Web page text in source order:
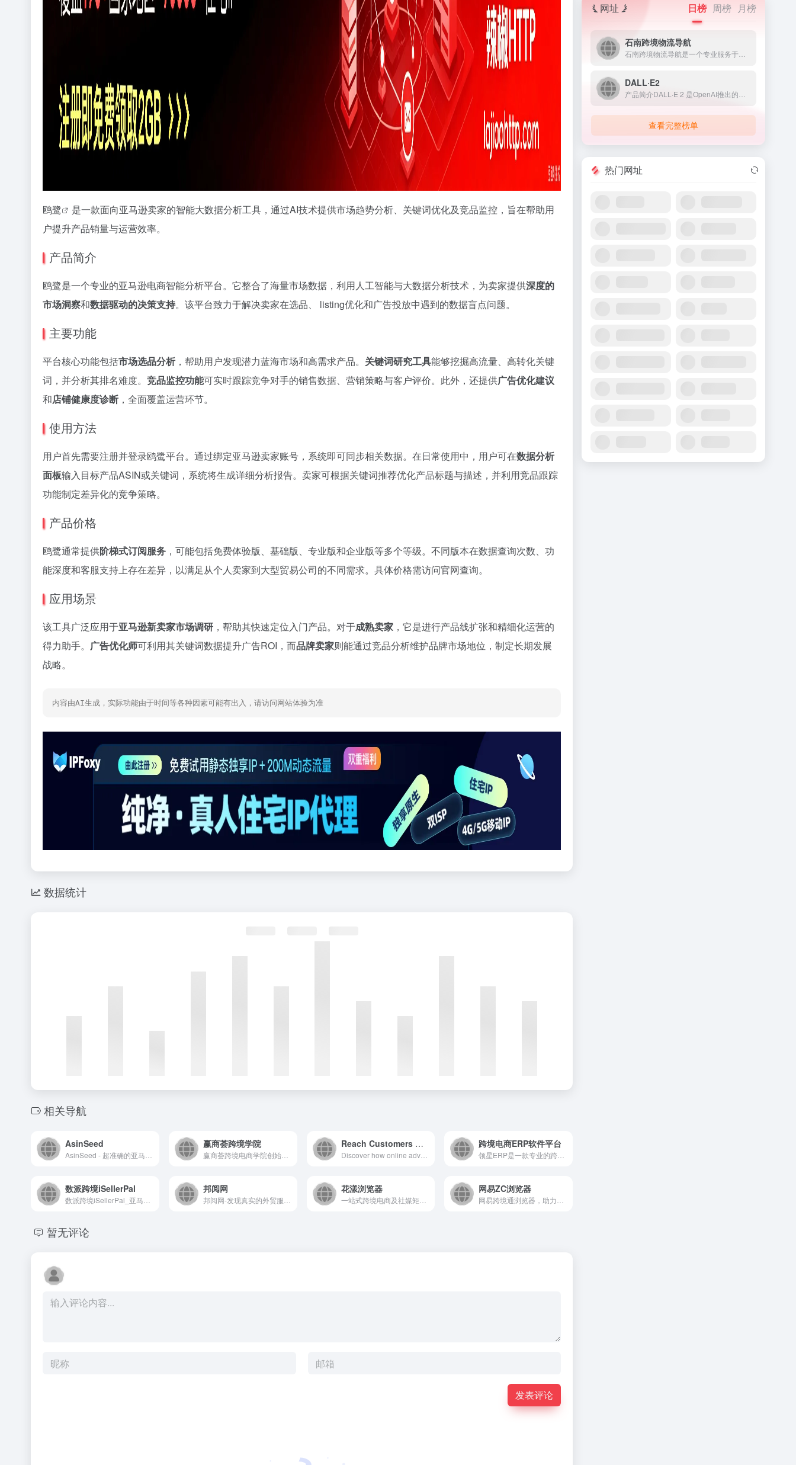
鸥鹭
是一款面向亚马逊卖家的智能大数据分析工具，通过AI技术提供市场趋势分析、关键词优化及竞品监控，旨在帮助用
户提升产品销量与运营效率。
产品简介
鸥鹭是一个专业的亚马逊电商智能分析平台。它整合了海量市场数据，利用人工智能与大数据分析技术，为卖家提供深度的
市场洞察和数据驱动的决策支持。该平台致力于解决卖家在选品、 listing优化和广告投放中遇到的数据盲点问题。
主要功能
平台核心功能包括市场选品分析 ，帮助用户发现潜力蓝海市场和高需求产品。 关键词研究工具能够挖掘高流量、高转化关键
词，并分析其排名难度。 竞品监控功能可实时跟踪竞争对手的销售数据、营销策略与客户评价。此外，还提供广告优化建议
和店铺健康度诊断 ，全面覆盖运营环节。
使用方法
用户首先需要注册并登录鸥鹭平台。通过绑定亚马逊卖家账号，系统即可同步相关数据。在日常使用中，用户可在数据分析
面板输入目标产品ASIN或关键词，系统将生成详细分析报告。卖家可根据关键词推荐优化产品标题与描述，并利用竞品跟踪
功能制定差异化的竞争策略。
产品价格
鸥鹭通常提供阶梯式订阅服务 ，可能包括免费体验版、基础版、专业版和企业版等多个等级。不同版本在数据查询次数、功
能深度和客服支持上存在差异，以满足从个人卖家到大型贸易公司的不同需求。具体价格需访问官网查询。
应用场景
该工具广泛应用于亚马逊新卖家市场调研 ，帮助其快速定位入门产品。对于成熟卖家 ，它是进行产品线扩张和精细化运营的
得力助手。 广告优化师可利用其关键词数据提升广告ROI，而品牌卖家则能通过竞品分析维护品牌市场地位，制定长期发展
战略。
内容由AI生成，实际功能由于时间等各种因素可能有出入，请访问网站体验为准
数据统计
相关导航
AsinSeed 赢商荟跨境学院
赢商荟跨境电商学院创始人老魏，资深跨境电商卖家，以分享亚马逊运营干货而享有盛誉。 老魏拥有17年外贸经验，至今已累计撰写超过2000篇文章，覆盖了超过1400万人次。他的线下亚马逊课程吸引了28000名学员的参与，特别是2017年推出的《亚马逊精英卖家孵化营》更是备受好评，老学员转介绍率高达80%。这个孵化营已成功培养了超过3000名亚马逊新手卖家，从零到一的成长。 2018 年公开出版《亚马逊跨境电商运营宝典》 2020年公开出版《增长飞轮:亚马逊跨境电商运营精要》 2023年出版了《增长飞轮2：亚马逊
Reach Customers & Sell More with Online Advertising
Discover how online advertising campaign with Google Ads can help grow your business. Reach customers and sell more with our digital advertising platform.
跨境电商ERP软件平台
数派跨境iSellerPal 邦阅网 花漾浏览器 网易ZC浏览器
暂无评论
发表评论
网址 日榜 周榜 月榜
石南跨境物流导航
DALL·E2
查看完整榜单
热门网址